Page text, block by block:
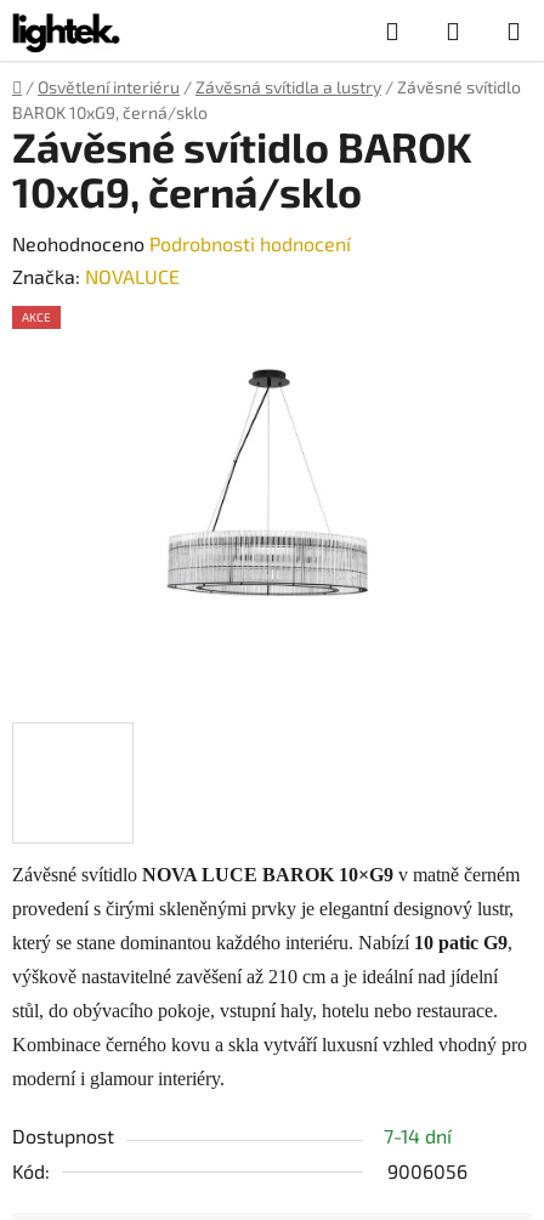
Přejít
na
obsah
Hledat
KOŠÍK
Domů
/ Osvětlení interiéru / Závěsná svítidla a lustry / Závěsné svítidlo
BAROK 10xG9, černá/sklo
Závěsné svítidlo NOVA LUCE BAROK 10×G9 v matně černém
provedení s čirými skleněnými prvky je elegantní designový lustr,
který se stane dominantou každého interiéru. Nabízí 10 patic G9,
výškově nastavitelné zavěšení až 210 cm a je ideální nad jídelní
stůl, do obývacího pokoje, vstupní haly, hotelu nebo restaurace.
Kombinace černého kovu a skla vytváří luxusní vzhled vhodný pro
moderní i glamour interiéry.
Dostupnost
7-14 dní
Kód:
9006056
Závěsné svítidlo BAROK
10xG9, černá/sklo
Průměrné
hodnocení
produktu
Neohodnoceno Podrobnosti hodnocení
Značka: NOVALUCE
AKCE